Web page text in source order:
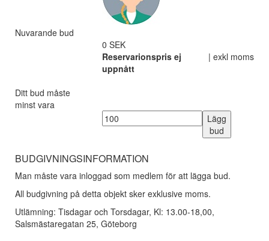
Nuvarande bud
0 SEK
| exkl moms
Reservarionspris ej
uppnått
Ditt bud måste
minst vara
Lägg
bud
BUDGIVNINGSINFORMATION
Man måste vara inloggad som medlem för att lägga bud.
All budgivning på detta objekt sker exklusive moms.
Utlämning: Tisdagar och Torsdagar, Kl: 13.00-18,00,
Salsmästaregatan 25, Göteborg